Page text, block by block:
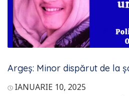
Argeș: Minor dispărut de la
IANUARIE 10, 2025